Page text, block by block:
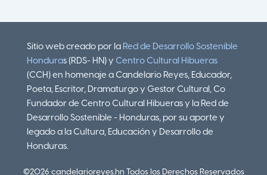
Sitio web creado por la Red de Desarrollo Sostenible
Honduras (RDS- HN) y Centro Cultural Hibueras
(CCH) en homenaje a Candelario Reyes, Educador,
Poeta, Escritor, Dramaturgo y Gestor Cultural, Co
Fundador de Centro Cultural Hibueras y la Red de
Desarrollo Sostenible - Honduras, por su aporte y
legado a la Cultura, Educación y Desarrollo de
Honduras.
©2026 candelarioreyes.hn Todos los Derechos Reservados